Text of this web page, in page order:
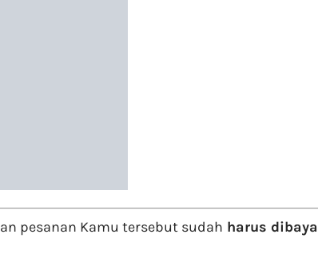
pesanan Kamu tersebut sudah harus